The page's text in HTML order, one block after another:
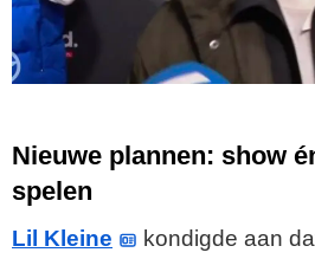
Nieuwe plannen: show
spelen
Lil Kleine
kondigde aan